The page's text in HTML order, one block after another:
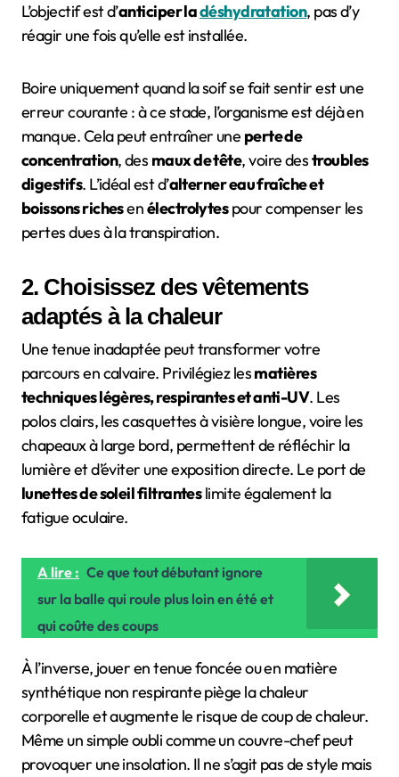
L’objectif est d’anticiper ladéshydratation, pas d’y
réagir une fois qu’elle est installée.
Boire uniquement quand la soif se fait sentir est une
erreur courante : à ce stade, l’organisme est déjà en
manque. Cela peut entraîner une perte de
concentration, des maux de tête, voire destroubles
digestifs. L’idéal est d’alterner eau fraîche et
boissons richesenélectrolytespour compenser les
pertes dues à la transpiration.
2. Choisissez des vêtements
adaptés à la chaleur
Une tenue inadaptée peut transformer votre
parcours en calvaire. Privilégiez lesmatières
techniques légères, respirantes et anti-UV. Les
polos clairs, les casquettes à visière longue, voire les
chapeaux à large bord, permettent de réfléchir la
lumière et d’éviter une exposition directe. Le port de
lunettes de soleil filtranteslimite également la
fatigue oculaire.
A lire : Ce que tout débutant ignore
sur la balle qui roule plus loin en été et
qui coûte des coups
À l’inverse, jouer en tenue foncée ou en matière
synthétique non respirante piège la chaleur
corporelle et augmente le risque de coup de chaleur.
Même un simple oubli comme un couvre-chef peut
provoquer une insolation. Il ne s’agit pas de style mais